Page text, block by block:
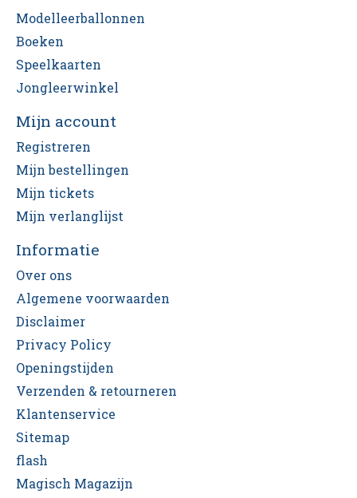
Modelleerballonnen
Boeken
Speelkaarten
Jongleerwinkel
Mijn account
Registreren
Mijn bestellingen
Mijn tickets
Mijn verlanglijst
Informatie
Over ons
Algemene voorwaarden
Disclaimer
Privacy Policy
Openingstijden
Verzenden & retourneren
Klantenservice
Sitemap
flash
Magisch Magazijn